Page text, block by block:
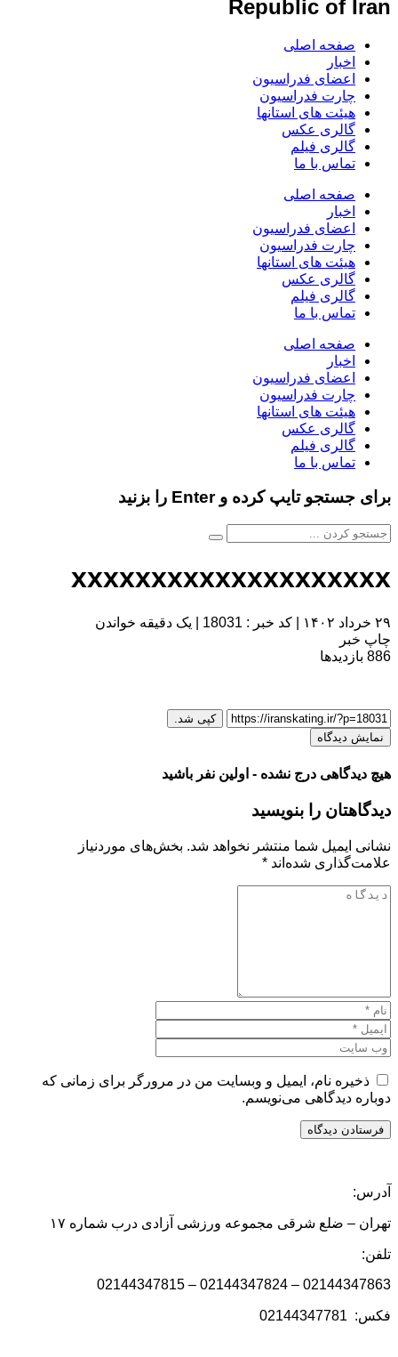
Republic of Iran
صفحه اصلی
اخبار
اعضای فدراسیون
چارت فدراسیون
هیئت های استانها
گالری عکس
گالری فیلم
تماس با ما
صفحه اصلی
اخبار
اعضای فدراسیون
چارت فدراسیون
هیئت های استانها
گالری عکس
گالری فیلم
تماس با ما
صفحه اصلی
اخبار
اعضای فدراسیون
چارت فدراسیون
هیئت های استانها
گالری عکس
گالری فیلم
تماس با ما
برای جستجو تایپ کرده و Enter را بزنید
xxxxxxxxxxxxxxxxxxxx
۲۹ خرداد ۱۴۰۲ کد خبر : 18031
یک دقیقه خواندن
چاپ خبر
886 بازدیدها
کپی شد.
نمایش دیدگاه
هیچ دیدگاهی درج نشده - اولین نفر باشید
دیدگاهتان را بنویسید
نشانی ایمیل شما منتشر نخواهد شد. بخش‌های موردنیاز
علامت‌گذاری شده‌اند *
ذخیره نام، ایمیل و وبسایت من در مرورگر برای زمانی که
دوباره دیدگاهی می‌نویسم.
آدرس:
تهران – ضلع شرقی مجموعه ورزشی آزادی درب شماره ۱۷
تلفن:
02144347863 – 02144347824 – 02144347815
فکس: 02144347781